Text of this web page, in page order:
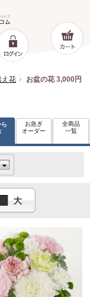
え花
お盆の花 3,000円
お急ぎ
オーダー
全商品
一覧